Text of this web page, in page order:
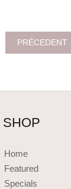
PRÉCEDENT
SHOP
Home
Featured
Specials